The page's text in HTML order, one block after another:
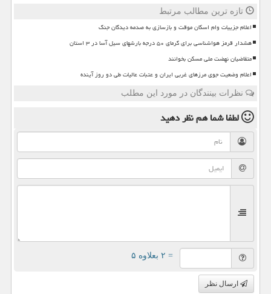
تازه ترین مطالب مرتبط
اعلام جزییات وام اسکان موقت و بازسازی به صدمه دیدگان جنگ
هشدار قرمز هواشناسی برای گرمای ۵۰ درجه بارشهای سیل آسا در ۳ استان
متقاضیان نهضت ملی مسکن بخوانند
اعلام وضعیت جوی مرزهای غربی ایران و عتبات عالیات طی دو روز آینده
نظرات بینندگان در مورد این مطلب
لطفا شما همنظر دهید
= ۲ بعلاوه ۵
ارسال نظر